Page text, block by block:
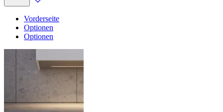
Vorderseite
Optionen
Optionen